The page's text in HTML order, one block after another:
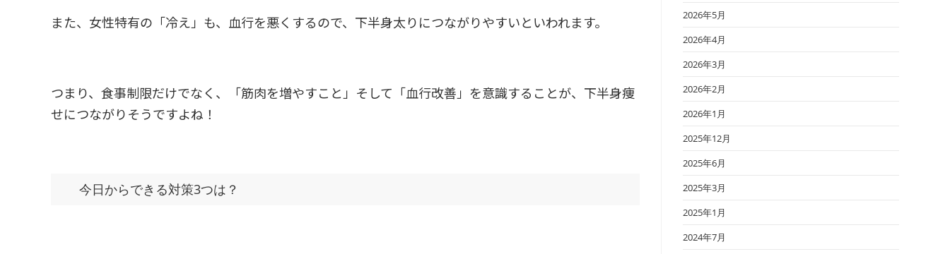
また、女性特有の「冷え」も、血行を悪くするので、下半身太りにつながりやすいといわれます。
つまり、食事制限だけでなく、「筋肉を増やすこと」そして「血行改善」を意識することが、下半身痩
せにつながりそうですよね！
今日からできる対策3つは？
2026年5月
2026年4月
2026年3月
2026年2月
2026年1月
2025年12月
2025年6月
2025年3月
2025年1月
2024年7月